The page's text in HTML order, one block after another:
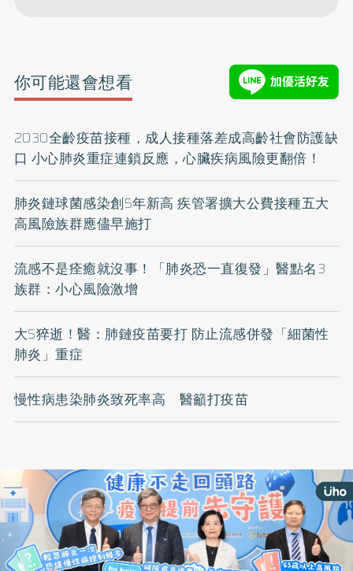
你可能還會想看
2030全齡疫苗接種，成人接種落差成高齡社會防護缺
口 小心肺炎重症連鎖反應，心臟疾病風險更翻倍！
肺炎鏈球菌感染創5年新高 疾管署擴大公費接種五大
高風險族群應儘早施打​​​​​​​​​​​​​​​​
流感不是痊癒就沒事！「肺炎恐一直復發」醫點名3
族群：小心風險激增
大S猝逝！醫：肺鏈疫苗要打 防止流感併發「細菌性
肺炎」重症
慢性病患染肺炎致死率高 醫籲打疫苗